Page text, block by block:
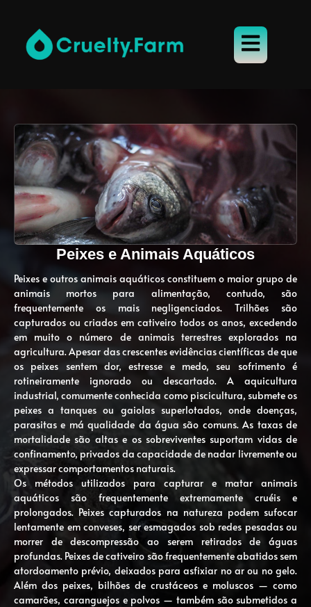
Peixes e Animais Aquáticos
Peixes e outros animais aquáticos constituem o maior grupo de
animais mortos para alimentação, contudo, são
frequentemente os mais negligenciados. Trilhões são
capturados ou criados em cativeiro todos os anos, excedendo
em muito o número de animais terrestres explorados na
agricultura. Apesar das crescentes evidências científicas de que
os peixes sentem dor, estresse e medo, seu sofrimento é
rotineiramente ignorado ou descartado. A aquicultura
industrial, comumente conhecida como piscicultura, submete os
peixes a tanques ou gaiolas superlotados, onde doenças,
parasitas e má qualidade da água são comuns. As taxas de
mortalidade são altas e os sobreviventes suportam vidas de
confinamento, privados da capacidade de nadar livremente ou
expressar comportamentos naturais.
Os métodos utilizados para capturar e matar animais
aquáticos são frequentemente extremamente cruéis e
prolongados. Peixes capturados na natureza podem sufocar
lentamente em conveses, ser esmagados sob redes pesadas ou
morrer de descompressão ao serem retirados de águas
profundas. Peixes de cativeiro são frequentemente abatidos sem
atordoamento prévio, deixados para asfixiar no ar ou no gelo.
Além dos peixes, bilhões de crustáceos e moluscos — como
camarões, caranguejos e polvos — também são submetidos a